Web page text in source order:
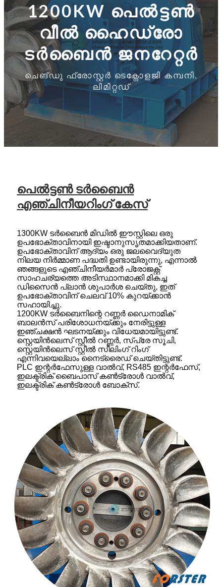
1200KW പെൽട്ടൺ
വീൽ ഹൈഡ്രോ
ടർബൈൻ ജനറേറ്റർ
ചെങ്ഡു ഫ്രോസ്റ്റർ ടെക്നോളജി കമ്പനി,
ലിമിറ്റഡ്
പെൽട്ടൺ ടർബൈൻ
എഞ്ചിനീയറിംഗ് കേസ്
1300KW ടർബൈൻ മിഡിൽ ഈസ്റ്റിലെ ഒരു
ഉപഭോക്താവിനായി ഇഷ്ടാനുസൃതമാക്കിയതാണ്.
ഉപഭോക്താവിന് ആദ്യം ഒരു ജലവൈദ്യുത
നിലയ നിർമ്മാണ പദ്ധതി ഉണ്ടായിരുന്നു, എന്നാൽ
ഞങ്ങളുടെ എഞ്ചിനീയർമാർ പ്രോജക്റ്റ്
സാഹചര്യത്തെ അടിസ്ഥാനമാക്കി മികച്ച
ഡിസൈൻ പ്ലാൻ ശുപാർശ ചെയ്തു, ഇത്
ഉപഭോക്താവിന് ചെലവ് 10% കുറയ്ക്കാൻ
സഹായിച്ചു.
1200KW ടർബൈനിന്റെ റണ്ണർ ഡൈനാമിക്
ബാലൻസ് പരിശോധനയ്ക്കും നേരിട്ടുള്ള
ഇഞ്ചക്ഷൻ ഘടനയ്ക്കും വിധേയമായിട്ടുണ്ട്.
സ്റ്റെയിൻലെസ് സ്റ്റീൽ റണ്ണർ, സ്പ്രേ സൂചി,
സ്റ്റെയിൻലെസ് സ്റ്റീൽ സീലിംഗ് റിംഗ്
എന്നിവയെല്ലാം നൈട്രൈഡ് ചെയ്തിട്ടുണ്ട്.
PLC ഇന്റർഫേസുള്ള വാൽവ്, RS485 ഇന്റർഫേസ്,
ഇലക്ട്രിക് ബൈപാസ് കൺട്രോൾ വാൽവ്,
ഇലക്ട്രിക് കൺട്രോൾ ബോക്സ്.